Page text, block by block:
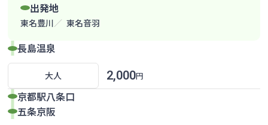
時刻表
のりば
出発地
東名豊川 東名音羽
長島温泉
大人 2,000円
京都駅八条口
五条京阪
時刻表